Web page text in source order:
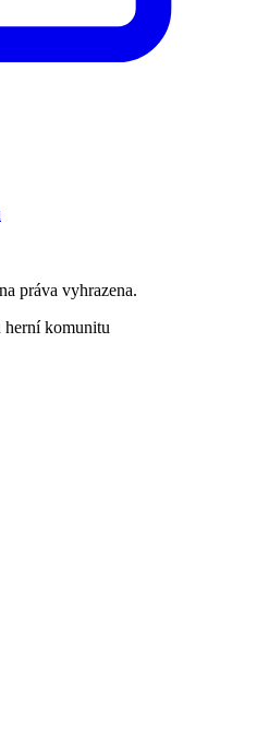
práva vyhrazena.
herní komunitu